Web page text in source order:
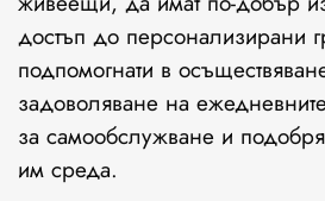
достъп до персонализирани
подпомогнати в
задоволяване на
за самообслужване и
им среда.